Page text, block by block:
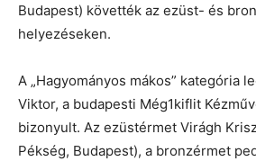
Budapest) követték az ezüst- és
helyezéseken.
A „Hagyományos mákos” kategória
Viktor, a budapesti Még1kiflit
bizonyult. Az ezüstérmet Virágh
Pékség, Budapest), a bronzérmet